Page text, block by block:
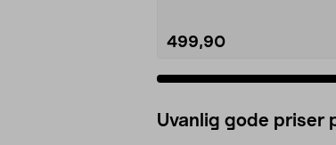
499,90
Uvanlig gode priser